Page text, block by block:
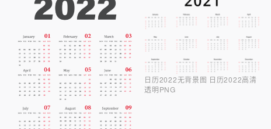
日历2022无背景图 日历2022高清
透明PNG